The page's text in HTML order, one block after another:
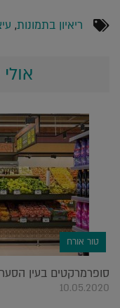
ריאיון בתמונות,
טור אורח
סופרמרקטים בעין
10.05.2020